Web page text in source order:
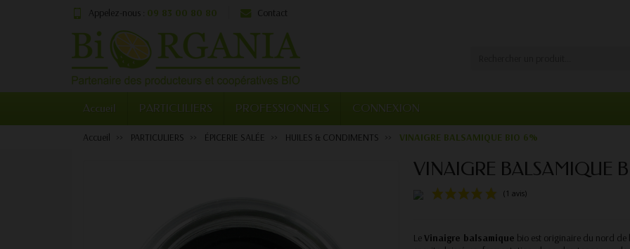
Appelez-nous : 09 83 00 80 80 Contact
Accueil PARTICULIERS PROFESSIONNELS CONNEXION
Accueil PARTICULIERS ÉPICERIE SALÉE HUILES & CONDIMENTS VINAIGRE BALSAMIQUE BIO 6%
VINAIGRE BALSAMIQUE
LeVinaigre balsamique bio est originaire du nord de